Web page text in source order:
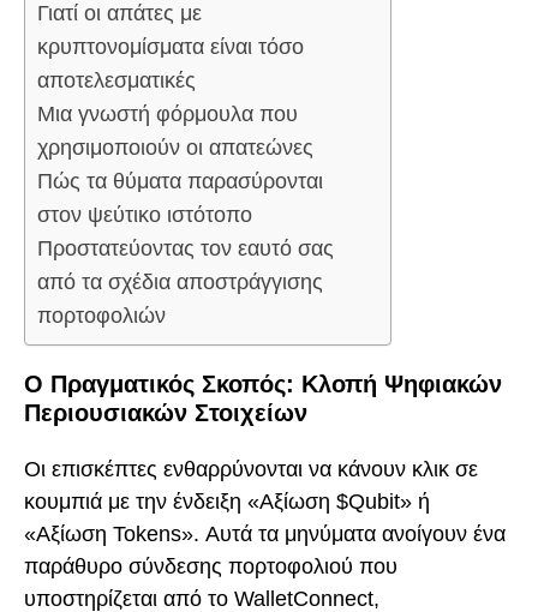
Γιατί οι απάτες με
κρυπτονομίσματα είναι τόσο
αποτελεσματικές
Μια γνωστή φόρμουλα που
χρησιμοποιούν οι απατεώνες
Πώς τα θύματα παρασύρονται
στον ψεύτικο ιστότοπο
Προστατεύοντας τον εαυτό σας
από τα σχέδια αποστράγγισης
πορτοφολιών
Ο Πραγματικός Σκοπός: Κλοπή Ψηφιακών
Περιουσιακών Στοιχείων
Οι επισκέπτες ενθαρρύνονται να κάνουν κλικ σε
κουμπιά με την ένδειξη «Αξίωση $Qubit» ή
«Αξίωση Tokens». Αυτά τα μηνύματα ανοίγουν ένα
παράθυρο σύνδεσης πορτοφολιού που
υποστηρίζεται από το WalletConnect,